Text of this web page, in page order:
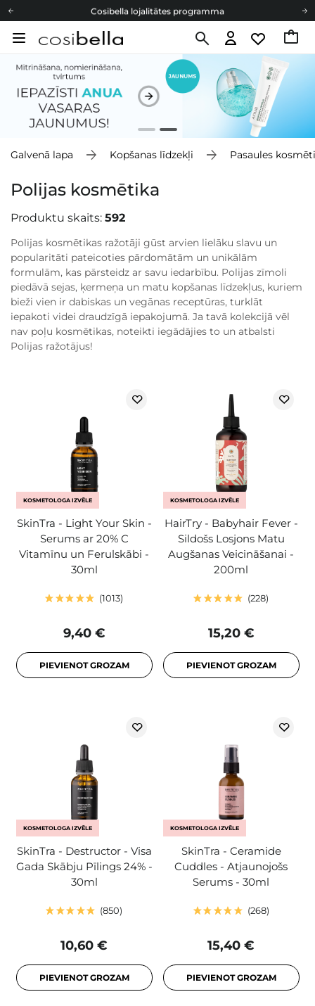
Cosibella lojalitātes programma
Bezmaskas piegāde no 49,00 €
Cosibella lojalitātes programma
Bezmaskas piegāde no 49,00 €
Galvenā lapa Kopšanas līdzekļi Pasaules
Polijas kosmētika
Produktu skaits: 592
Polijas kosmētikas ražotāji gūst arvien lielāku slavu un
popularitāti pateicoties pārdomātām un unikālām
formulām, kas pārsteidz ar savu iedarbību. Polijas zīmoli
piedāvā sejas, ķermeņa un matu kopšanas līdzekļus, kuriem
bieži vien ir dabiskas un vegānas receptūras, turklāt
iepakoti videi draudzīgā iepakojumā. Ja tavā kolekcijā vēl
nav poļu kosmētikas, noteikti iegādājies to un atbalsti
Polijas ražotājus!
KOSMETOLOGA IZVĒLE
SkinTra - Light Your Skin -
Serums ar 20% C
Vitamīnu un Ferulskābi -
30ml
1013
9,40 €
PIEVIENOT GROZAM
KOSMETOLOGA IZVĒLE
HairTry - Babyhair Fever -
Sildošs Losjons Matu
Augšanas Veicināšanai -
200ml
228
15,20 €
PIEVIENOT GROZAM
KOSMETOLOGA IZVĒLE
SkinTra - Destructor - Visa
Gada Skābju Pīlings 24% -
30ml
850
10,60 €
PIEVIENOT GROZAM
KOSMETOLOGA IZVĒLE
SkinTra - Ceramide
Cuddles - Atjaunojošs
Serums - 30ml
268
15,40 €
PIEVIENOT GROZAM